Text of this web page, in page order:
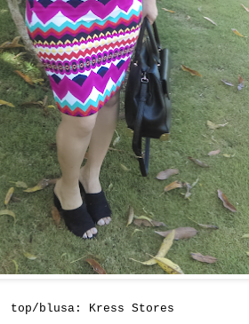
top/blusa: Kress Stores